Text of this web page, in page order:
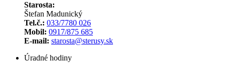
Starosta:
Štefan Madunický
Tel.č.: 033/7780 026
Mobil: 0917/875 685
E-mail: starosta@sterusy.sk
Úradné hodiny